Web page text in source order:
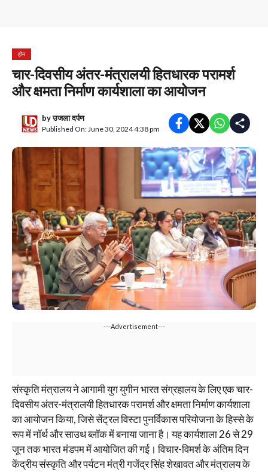
होम
चार-दिवसीय अंतर-मंत्रालयी हितधारक परामर्श
और क्षमता निर्माण कार्यशाला का आयोजन
byउजला दर्पण
Published On: June 30, 2024 4:38 pm
---Advertisement---
संस्कृति मंत्रालय ने आगामी युग युगीन भारत संग्रहालय के लिए एक चार-
दिवसीय अंतर-मंत्रालयी हितधारक परामर्श और क्षमता निर्माण कार्यशाला
का आयोजन किया, जिसे सेंट्रल विस्टा पुनर्विकास परियोजना के हिस्से के
रूप में नॉर्थ और साउथ ब्लॉक में बनाया जाना है। यह कार्यशाला 26 से 29
जून तक भारत मंडपम में आयोजित की गई। विचार-विमर्श के अंतिम दिन
केंद्रीय संस्कृति और पर्यटन मंत्री गजेंद्र सिंह शेखावत और मंत्रालय के